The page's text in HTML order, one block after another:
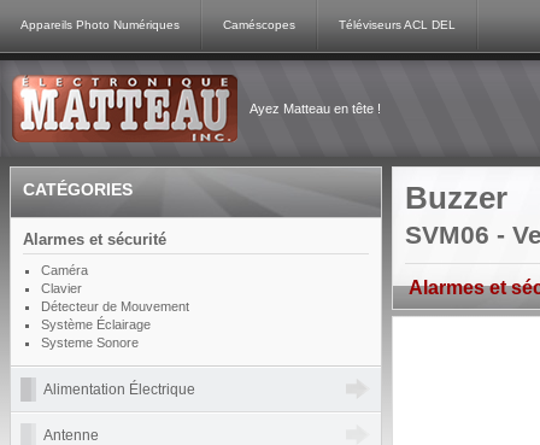
Appareils Photo Numériques Caméscopes Téléviseurs ACL DEL
Ayez Matteau en tête !
Buzzer
SVM06 -
Alarmes et
CATÉGORIES
Alarmes et sécurité
Caméra
Clavier
Détecteur de Mouvement
Système Éclairage
Systeme Sonore
Alimentation Électrique
Antenne